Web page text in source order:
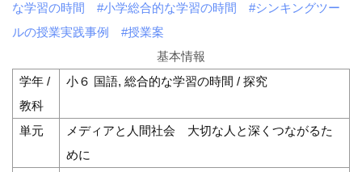
な学習の時間
#小学総合的な学習の時間
#シンキングツー
ルの授業実践事例
#授業案
基本情報
学年 /
教科
小６ 国語, 総合的な学習の時間 / 探究
単元
メディアと人間社会 大切な人と深くつながるた
めに